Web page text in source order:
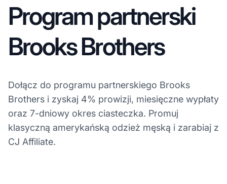
Program partnerski
Brooks Brothers
Dołącz do programu partnerskiego Brooks
Brothers i zyskaj 4% prowizji, miesięczne wypłaty
oraz 7-dniowy okres ciasteczka. Promuj
klasyczną amerykańską odzież męską i zarabiaj z
CJ Affiliate.